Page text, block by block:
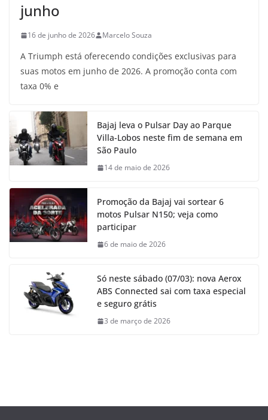
junho
16 de junho de 2026 Marcelo Souza
A Triumph está oferecendo condições exclusivas para
suas motos em junho de 2026. A promoção conta com
taxa 0% e
Bajaj leva o Pulsar Day ao Parque
Villa-Lobos neste fim de semana em
São Paulo
14 de maio de 2026
Promoção da Bajaj vai sortear 6
motos Pulsar N150; veja como
participar
6 de maio de 2026
Só neste sábado (07/03): nova Aerox
ABS Connected sai com taxa especial
e seguro grátis
3 de março de 2026